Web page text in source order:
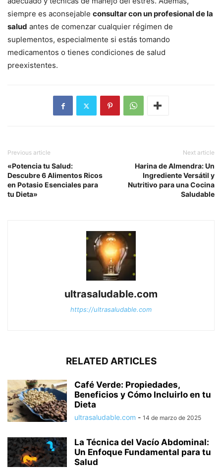
siempre es aconsejable consultar con un profesional de la
salud antes de comenzar cualquier régimen de
suplementos, especialmente si estás tomando
medicamentos o tienes condiciones de salud
preexistentes.
Previous article
«Potencia tu Salud:
Descubre 6 Alimentos Ricos
en Potasio Esenciales para
tu Dieta»
Next article
Harina de Almendra: Un
Ingrediente Versátil y
Nutritivo para una Cocina
Saludable
ultrasaludable.com
https://ultrasaludable.com
RELATED ARTICLES
Café Verde: Propiedades,
Beneficios y Cómo Incluirlo en tu
Dieta
ultrasaludable.com - 14 de marzo de 2025
La Técnica del Vacío Abdominal:
Un Enfoque Fundamental para tu
Salud